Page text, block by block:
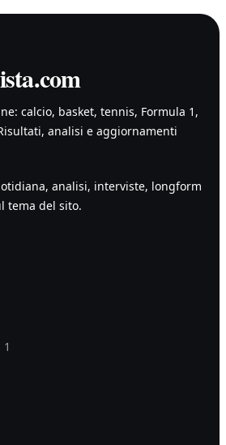
calcio, basket, tennis, Formula 1,
analisi e aggiornamenti
analisi, interviste, longform
tema del sito.